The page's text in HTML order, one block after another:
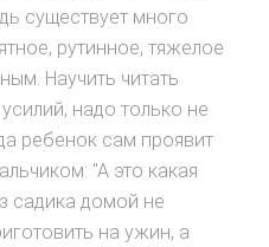
существует много
рутинное, тяжелое
Научить читать
надо только не
ребенок сам проявит
"А это какая
садика домой не
на ужин, а